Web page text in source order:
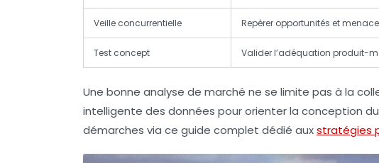
Veille concurrentielle Repérer opportunités et
Test concept Valider l’adéquation produit-
Une bonne analyse de marché ne se limite pas à la
intelligente des données pour orienter la conception
démarches via ce guide complet dédié auxstratégies